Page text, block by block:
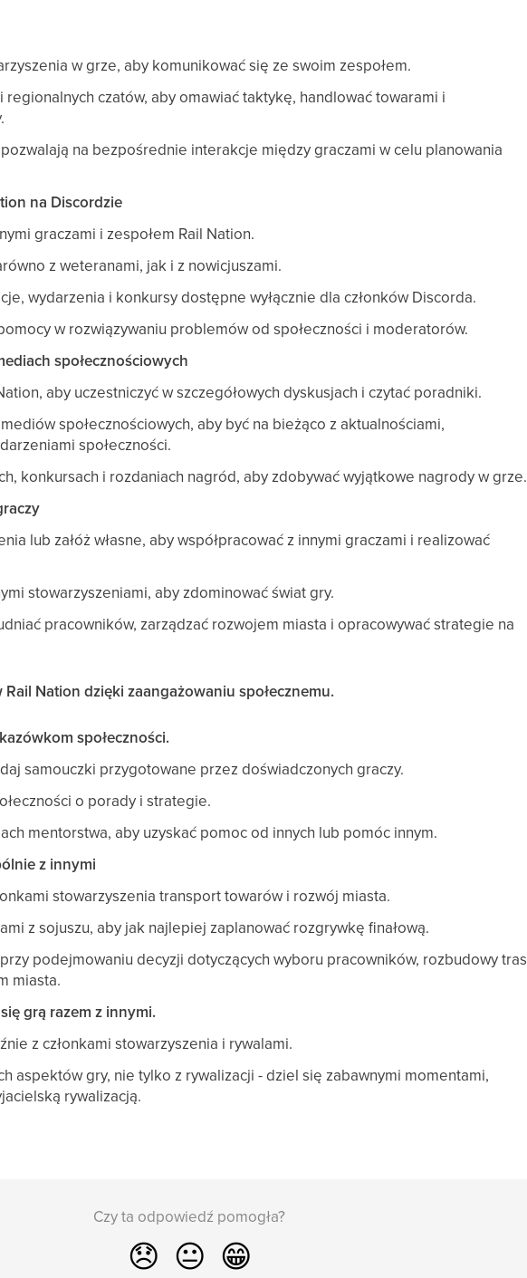
w grze, aby komunikować się ze swoim zespołem.
regionalnych czatów, aby omawiać taktykę, handlować towarami i
na bezpośrednie interakcje między graczami w celu planowania
na Discordzie
graczami i zespołem Rail Nation.
z weteranami, jak i z nowicjuszami.
wydarzenia i konkursy dostępne wyłącznie dla członków Discorda.
w rozwiązywaniu problemów od społeczności i moderatorów.
społecznościowych
aby uczestniczyć w szczegółowych dyskusjach i czytać poradniki.
społecznościowych, aby być na bieżąco z aktualnościami,
społeczności.
konkursach i rozdaniach nagród, aby zdobywać wyjątkowe nagrody w grze.
lub załóż własne, aby współpracować z innymi graczami i realizować
stowarzyszeniami, aby zdominować świat gry.
pracowników, zarządzać rozwojem miasta i opracowywać strategie na
Nation dzięki zaangażowaniu społecznemu.
społeczności.
samouczki przygotowane przez doświadczonych graczy.
o porady i strategie.
mentorstwa, aby uzyskać pomoc od innych lub pomóc innym.
z innymi
stowarzyszenia transport towarów i rozwój miasta.
z sojuszu, aby jak najlepiej zaplanować rozgrywkę finałową.
przy podejmowaniu decyzji dotyczących wyboru pracowników, rozbudowy tras
miasta.
grą razem z innymi.
z członkami stowarzyszenia i rywalami.
aspektów gry, nie tylko z rywalizacji - dziel się zabawnymi momentami,
rywalizacją.
Czy ta odpowiedź pomogła?
😞 😐 😁